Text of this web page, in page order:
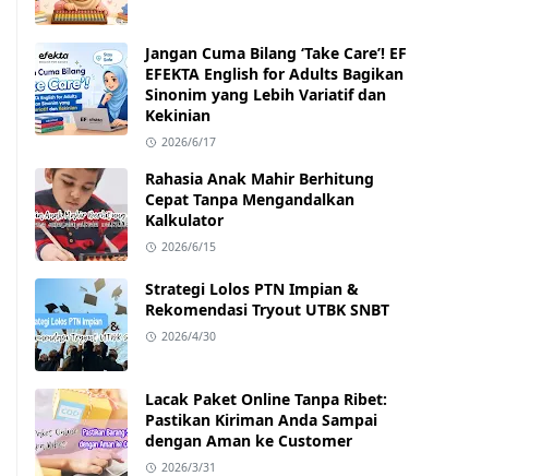
Jangan Cuma Bilang ‘Take Care’! EF
EFEKTA English for Adults Bagikan
Sinonim yang Lebih Variatif dan
Kekinian
2026/6/17
Rahasia Anak Mahir Berhitung
Cepat Tanpa Mengandalkan
Kalkulator
2026/6/15
Strategi Lolos PTN Impian &
Rekomendasi Tryout UTBK SNBT
2026/4/30
Lacak Paket Online Tanpa Ribet:
Pastikan Kiriman Anda Sampai
dengan Aman ke Customer
2026/3/31